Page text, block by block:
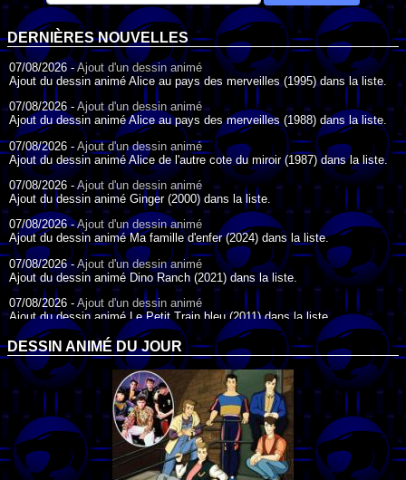
DERNIÈRES NOUVELLES
07/08/2026 -Ajout d'un dessin animé
Ajout du dessin animé Alice au pays des merveilles (1995) dans la liste.
07/08/2026 -Ajout d'un dessin animé
Ajout du dessin animé Alice au pays des merveilles (1988) dans la liste.
07/08/2026 - Ajout d'un dessin animé
Ajout du dessin animé Alice de l'autre cote du miroir (1987) dans la liste.
07/08/2026 -Ajout d'un dessin animé
Ajout du dessin animé Ginger (2000) dans la liste.
07/08/2026 -Ajout d'un dessin animé
Ajout du dessin animé Ma famille d'enfer (2024) dans la liste.
07/08/2026 -Ajout d'un dessin animé
Ajout du dessin animé Dino Ranch (2021) dans la liste.
07/08/2026 - Ajout d'un dessin animé
Ajout du dessin animé Le Petit Train bleu (2011) dans la liste.
07/08/2026 - Ajout d'un dessin animé
Ajout du dessin animé Agent Spécial Oso (2009) dans la liste.
17/07/2026 -Ajout d'un dessin animé
Ajout du dessin animé Peter Pan (1988) dans la liste.
17/07/2026 -
Ajout d'un dessin animé
Ajout du dessin animé Le Bossu de Notre-Dame (1996) dans la liste.
DESSIN ANIMÉ DU JOUR